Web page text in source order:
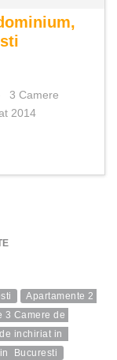
3 Camere
2014
Apartamente 2
3 Camere de
inchiriat in
Bucuresti